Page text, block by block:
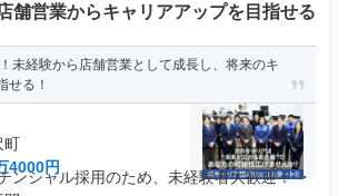
舗営業からキャリアアップを目指せる
未経験から店舗営業として成長し、将来のキ
せる！
町
4000円
ンシャル採用のため、未経験者大歓迎！ ・